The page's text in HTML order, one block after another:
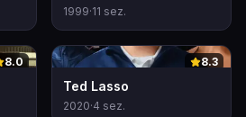
1999·11 sez.
8.0 0 8.3
Ted Lasso
2020·4 sez.